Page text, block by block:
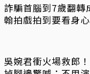
詐騙首腦到7歲翻轉
翰拍戲拍到要看身
吳婉君衝火場救郎